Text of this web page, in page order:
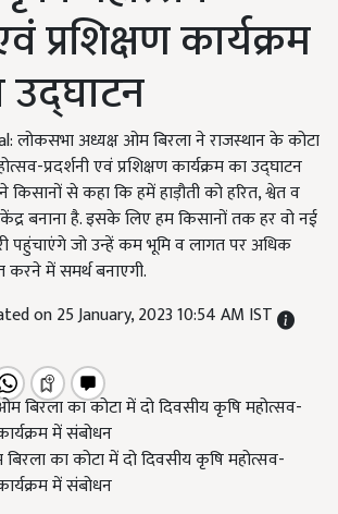
प्रशिक्षण कार्यक्रम
उद्घाटन
लोकसभा अध्यक्ष ओम बिरला ने राजस्थान के कोटा
प्रदर्शनी एवं प्रशिक्षण कार्यक्रम का उद्घाटन
किसानों से कहा कि हमें हाड़ौती को हरित, श्वेत व
केंद्र बनाना है. इसके लिए हम किसानों तक हर वो नई
पहुंचाएंगे जो उन्हें कम भूमि व लागत पर अधिक
करने में समर्थ बनाएगी.
on 25 January, 2023 10:54 AM IST
का कोटा में दो दिवसीय कृषि महोत्सव-
में संबोधन